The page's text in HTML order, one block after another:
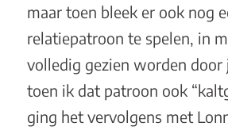
maar toen bleek er ook nog
relatiepatroon te spelen, in
volledig gezien worden door
toen ik dat patroon ook
ging het vervolgens met